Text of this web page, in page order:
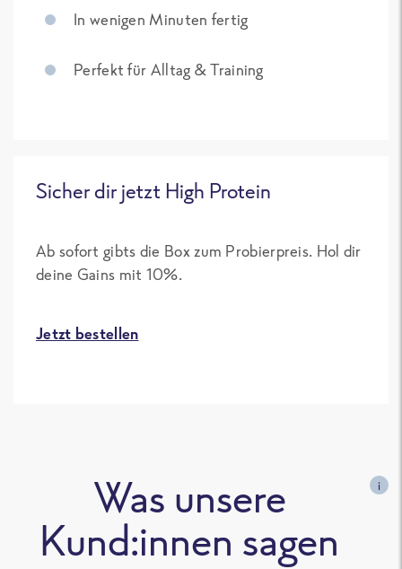
In wenigen Minuten fertig
Perfekt für Alltag & Training
Sicher dir jetzt High Protein
Ab sofort gibts die Box zum Probierpreis. Hol dir
deine Gains mit 10%.
Jetzt bestellen
Was unsere
Kund:innen sagen
i